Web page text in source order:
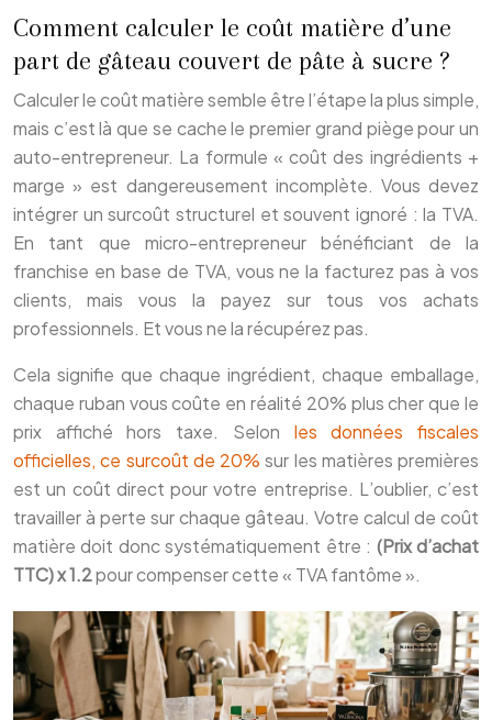
Comment calculer le coût matière d’une
part de gâteau couvert de pâte à sucre ?
Calculer le coût matière semble être l’étape la plus simple,
mais c’est là que se cache le premier grand piège pour un
auto-entrepreneur. La formule « coût des ingrédients +
marge » est dangereusement incomplète. Vous devez
intégrer un surcoût structurel et souvent ignoré : la TVA.
En tant que micro-entrepreneur bénéficiant de la
franchise en base de TVA, vous ne la facturez pas à vos
clients, mais vous la payez sur tous vos achats
professionnels. Et vous ne la récupérez pas.
Cela signifie que chaque ingrédient, chaque emballage,
chaque ruban vous coûte en réalité 20% plus cher que le
prix affiché hors taxe. Selon les données fiscales
officielles, ce surcoût de 20% sur les matières premières
est un coût direct pour votre entreprise. L’oublier, c’est
travailler à perte sur chaque gâteau. Votre calcul de coût
matière doit donc systématiquement être : (Prix d’achat
TTC) x 1.2pour compenser cette « TVA fantôme ».